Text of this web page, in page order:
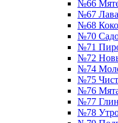
№66
№67
№68
№70
№71
№72
№74
№75
№76
№77
№78 Утро